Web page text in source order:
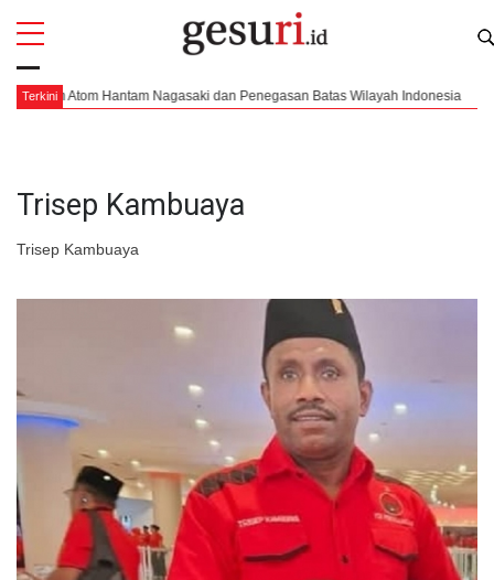
Terkini
Atom Hantam Nagasaki dan Penegasan Batas Wilayah Indonesia
Trisep Kambuaya
Trisep Kambuaya
All